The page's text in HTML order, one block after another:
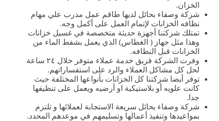
الخزان.
شركة وصفاء بحائل لديها طاقم عمل مدرب علي مهام
نظافه الخزانات لإتمام العمل على أكمل وجه.
تمتلك شركتنا أجهزة حديثة متخصصة في غسيل خزانات
وهذا مثل جهاز ( الغطاس) الذي يعمل بشفط الماء من
الخزانات قبل النظافه.
وفرت الشركة فريق خدمة عملاء متوفر خلال ٢٤ ساعة
لحل كل مشاكل العملاء والرد على استفساراتهم.
توفر أيضا شركتنا كل الخزانات بأنواعها المختلفة حيث
كانت علويه أو بلاستيكية او أرضيه ويعمل على تنظيفها
جدا.
شركة وصفاء بحائل سريعة الاستجابة لعملائها و تلتزم
بمواعيدها وتنفيذ أعمالها وتسليمهم في موعدهم المحدد.